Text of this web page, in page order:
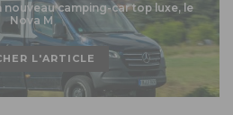
nouveau camping-car top luxe, le
Nova M
L'ARTICLE